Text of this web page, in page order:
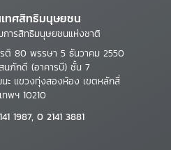
ทศสิทธิมนุษยชน
ารสิทธิมนุษยชนแห่งชาติ
รติ 80 พรรษา 5 ธันวาคม 2550
นภักดี (อาคารบี) ชั้น 7
ะ แขวงทุ่งสองห้อง เขตหลักสี่
ทพฯ 10210
1987, 0 2141 3881